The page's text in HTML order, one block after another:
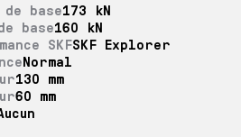
de base173 kN
base160 kN
SKFSKF Explorer
Normal
130 mm
60 mm